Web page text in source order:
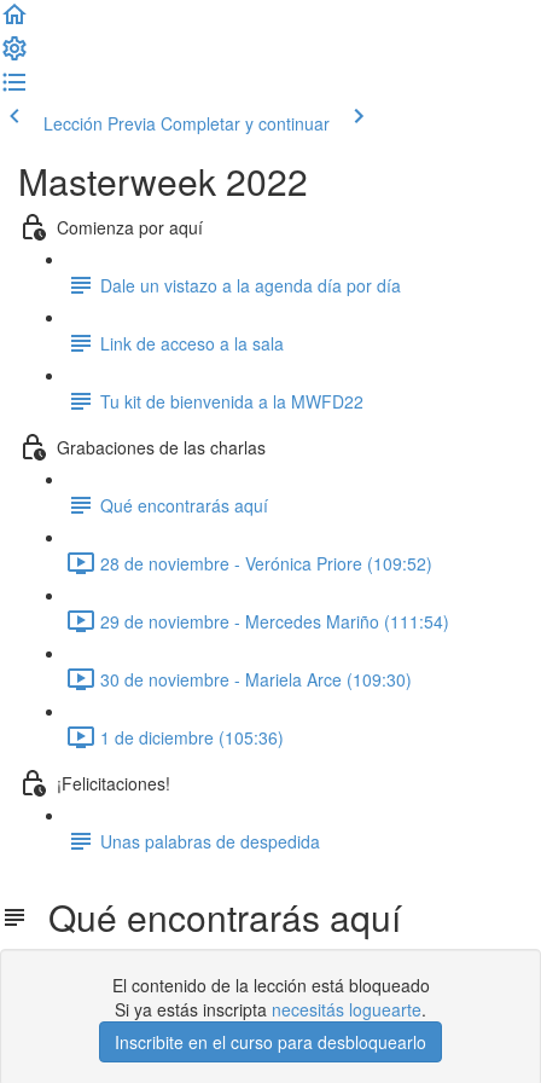
Lección Previa Completar y continuar
Masterweek 2022
Comienza por aquí
Dale un vistazo a la agenda día por día
Link de acceso a la sala
Tu kit de bienvenida a la MWFD22
Grabaciones de las charlas
Qué encontrarás aquí
28 de noviembre - Verónica Priore (109:52)
29 de noviembre - Mercedes Mariño (111:54)
30 de noviembre - Mariela Arce (109:30)
1 de diciembre (105:36)
¡Felicitaciones!
Unas palabras de despedida
Qué encontrarás aquí
El contenido de la lección está bloqueado
Si ya estás inscripta necesitás loguearte.
Inscribite en el curso para desbloquearlo